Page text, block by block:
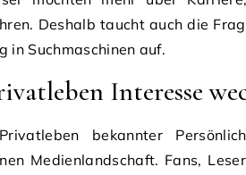
Deshalb taucht auch die
in Suchmaschinen auf.
Interesse
bekannter
Medienlandschaft. Fans,